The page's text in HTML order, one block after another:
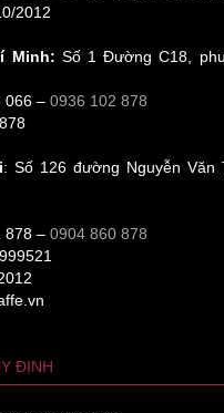
2012
Minh: Số 1 Đường C18,
066 – 0936 102 878
: Số 126 đường Nguyễn Văn
878 – 0904 860 878
ĐỊNH